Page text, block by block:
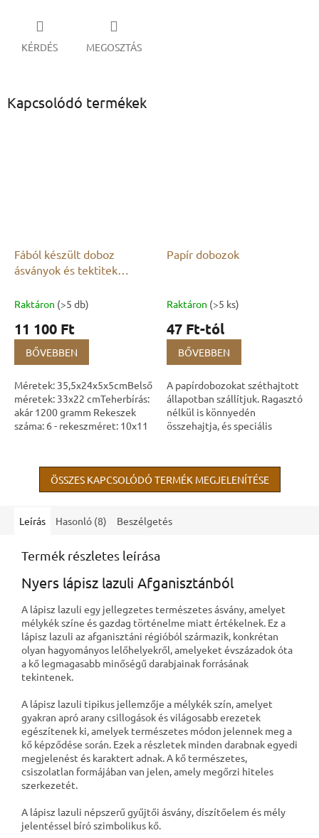
KÉRDÉS MEGOSZTÁS
Kapcsolódó termékek
Fából készült doboz
ásványok és tektitek
Raktáron (>5 db)
11 100 Ft
BŐVEBBEN
Méretek: 35,5x24x5x5cmBelső
méretek: 33x22 cmTeherbírás:
akár 1200 gramm Rekeszek
száma: 6 - rekeszméret: 10x11
száma: 18 -...
Papír dobozok
Raktáron (>5 ks)
47 Ft-tól
BŐVEBBEN
A papírdobozokat széthajtott
állapotban szállítjuk. Ragasztó
nélkül is könnyedén
összehajtja, és speciális
maguktól...
ÖSSZES KAPCSOLÓDÓ TERMÉK MEGJELENÍTÉSE
Leírás Hasonló (8) Beszélgetés
Termék részletes leírása
Nyers lápisz lazuli Afganisztánból
A lápisz lazuli egy jellegzetes természetes ásvány, amelyet
mélykék színe és gazdag történelme miatt értékelnek. Ez a
lápisz lazuli az afganisztáni régióból származik, konkrétan
olyan hagyományos lelőhelyekről, amelyeket évszázadok óta
a kő legmagasabb minőségű darabjainak forrásának
tekintenek.
A lápisz lazuli tipikus jellemzője a mélykék szín, amelyet
gyakran apró arany csillogások és világosabb erezetek
egészítenek ki, amelyek természetes módon jelennek meg a
kő képződése során. Ezek a részletek minden darabnak egyedi
megjelenést és karaktert adnak. A kő természetes,
csiszolatlan formájában van jelen, amely megőrzi hiteles
szerkezetét.
A lápisz lazuli népszerű gyűjtői ásvány, díszítőelem és mély
jelentéssel bíró szimbolikus kő.